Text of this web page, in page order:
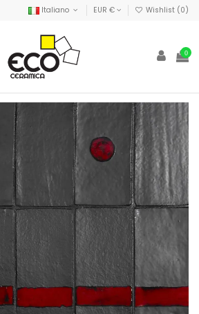
Italiano EUR € Wishlist (0)
0